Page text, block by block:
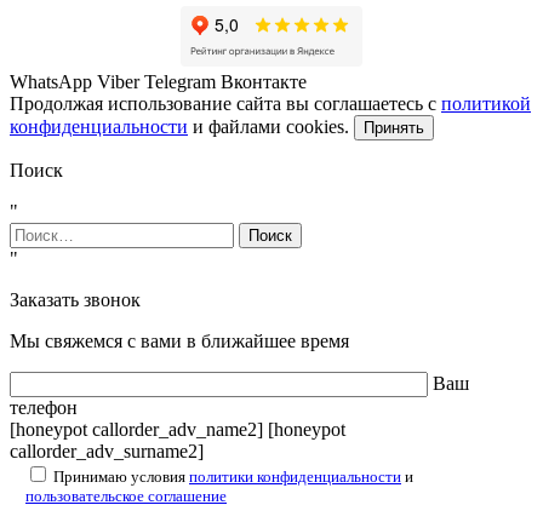
WhatsApp Viber Telegram Вконтакте
Продолжая использование сайта вы соглашаетесь с политикой
конфиденциальности и файлами cookies. Принять
Поиск
"
Найти:
"
Заказать звонок
Мы свяжемся с вами в ближайшее время
Ваш
телефон
[honeypot callorder_adv_name2] [honeypot
callorder_adv_surname2]
Принимаю условия политики конфиденциальности и
пользовательское соглашение